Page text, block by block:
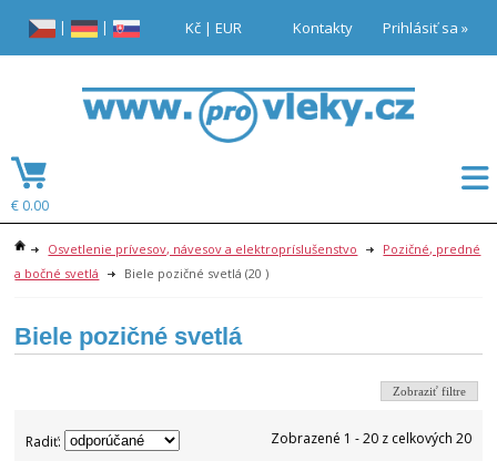
Osvetlenie prívesov, návesov a elektropríslušenstvo
Pozičné, predné
a bočné svetlá
Biele pozičné svetlá (20 )
Biele pozičné svetlá
Zobraziť filtre
Radiť: Zobrazené 1 - 20 z celkových 20
Prihlásiť sa »
Kontakty
Kč| EUR
| |
€ 0.00